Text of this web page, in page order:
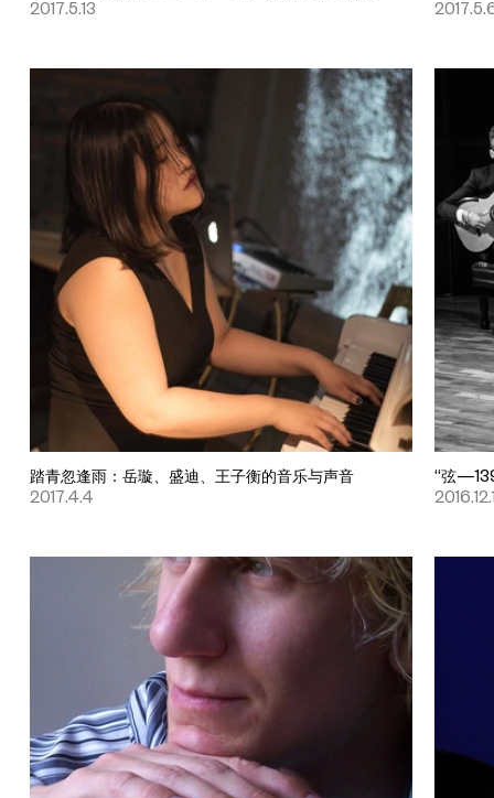
2017.5.13
踏青忽逢雨：岳璇、盛迪、王子衡的音乐与声音
2017.4.4
“弦